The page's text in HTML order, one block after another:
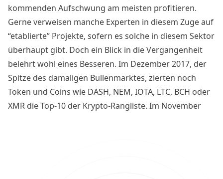
kommenden Aufschwung am meisten profitieren.
Gerne verweisen manche Experten in diesem Zuge auf
“etablierte” Projekte, sofern es solche in diesem Sektor
überhaupt gibt. Doch ein Blick in die Vergangenheit
belehrt wohl eines Besseren. Im Dezember 2017, der
Spitze des damaligen Bullenmarktes, zierten noch
Token und Coins wie DASH, NEM, IOTA, LTC, BCH oder
XMR die Top-10 der Krypto-Rangliste. Im November